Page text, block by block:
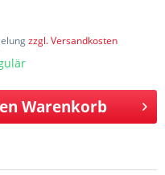
zzgl. Versandkosten
Warenkorb